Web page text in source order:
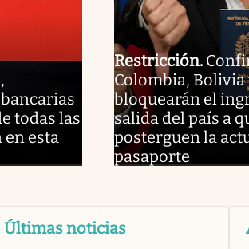
todas las
esta
Restricción.
Colombia, Bolivia
bloquearán el
salida del país a
posterguen la
pasaporte
Últimas noticias